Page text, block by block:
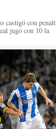
castigó con
jugó con 10 la